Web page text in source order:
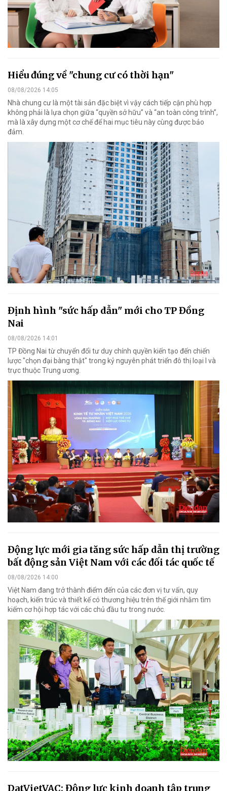
Hiểu đúng về "chung cư có thời hạn"
08/08/2026 14:05
Nhà chung cư là một tài sản đặc biệt vì vậy cách tiếp cận phù hợp
không phải là lựa chọn giữa “quyền sở hữu” và “an toàn công trình”,
mà là xây dựng một cơ chế để hai mục tiêu này cùng được bảo
đảm.
Định hình "sức hấp dẫn" mới cho TP Đồng
Nai
08/08/2026 14:01
TP Đồng Nai từ chuyển đổi tư duy chính quyền kiến tạo đến chiến
lược "chọn đại bàng thật" trong kỷ nguyên phát triển đô thị loại I và
trực thuộc Trung ương.
Động lực mới gia tăng sức hấp dẫn thị trường
bất động sản Việt Nam với các đối tác quốc tế
08/08/2026 14:00
Việt Nam đang trở thành điểm đến của các đơn vị tư vấn, quy
hoạch, kiến trúc và thiết kế có thương hiệu trên thế giới nhằm tìm
kiếm cơ hội hợp tác với các chủ đầu tư trong nước.
DatVietVAC: Động lực kinh doanh tập trung